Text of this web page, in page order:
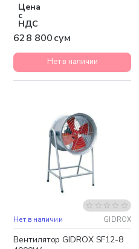
Цена
с
НДС
628 800 сум
Нет в наличии
Бесплатная доставка
Нет в наличии GIDROX
Вентилятор GIDROX SF12-8